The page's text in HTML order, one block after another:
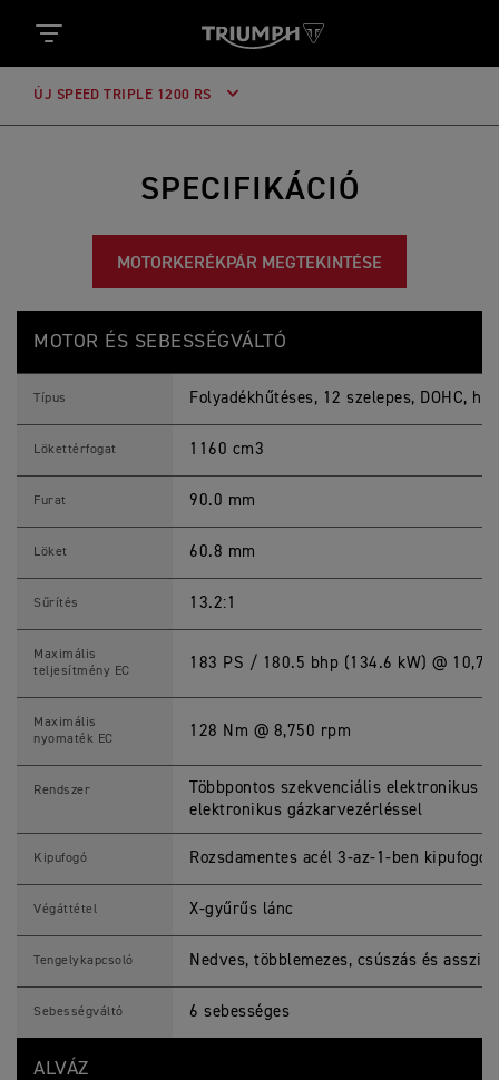
ÚJ SPEED TRIPLE 1200 RS
SPECIFIKÁCIÓ
MOTORKERÉKPÁR MEGTEKINTÉSE
S
e
i
i
MOTOR ÉS SEBESSÉGVÁLTÓ
Típus Folyadékhűtéses, 12 szelepes, DOHC,
Lökettérfogat 1160 cm3
Furat 90.0 mm
Löket 60.8 mm
Sűrítés 13.2:1
Maximális
teljesítmény EC
183 PS / 180.5 bhp (134.6 kW) @
Maximális
nyomaték EC
128 Nm @ 8,750 rpm
Rendszer
Többpontos szekvenciális elektronikus
elektronikus gázkarvezérléssel
Kipufogó Rozsdamentes acél 3-az-1-ben
Végáttétel X-gyűrűs lánc
Tengelykapcsoló Nedves, többlemezes, csúszás és
Sebességváltó 6 sebességes
ALVÁZ